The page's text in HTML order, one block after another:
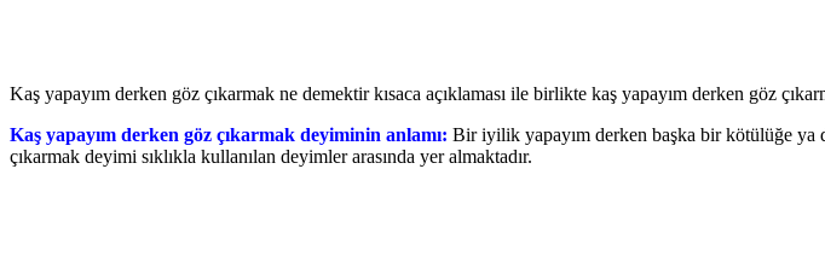
Kaş yapayım derken göz çıkarmak ne demektir kısaca açıklaması ile birlikte kaş yapayım derken göz
Kaş yapayım derken göz çıkarmak deyiminin anlamı: Bir iyilik yapayım derken başka bir kötülüğe ya
çıkarmak deyimi sıklıkla kullanılan deyimler arasında yer almaktadır.